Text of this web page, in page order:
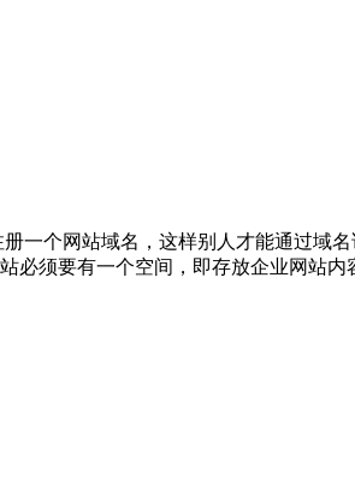
一个网站域名，这样别人才能通过域
必须要有一个空间，即存放企业网站内